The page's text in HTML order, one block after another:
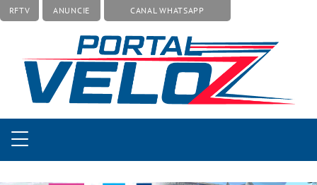
RFTV ANUNCIE CANAL WHATSAPP